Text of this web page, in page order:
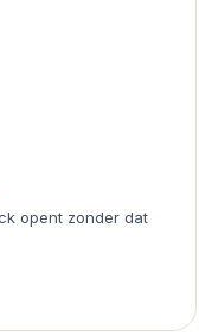
opent zonder dat